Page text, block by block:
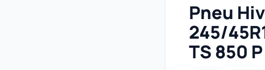
Pneu
245/
TS 850